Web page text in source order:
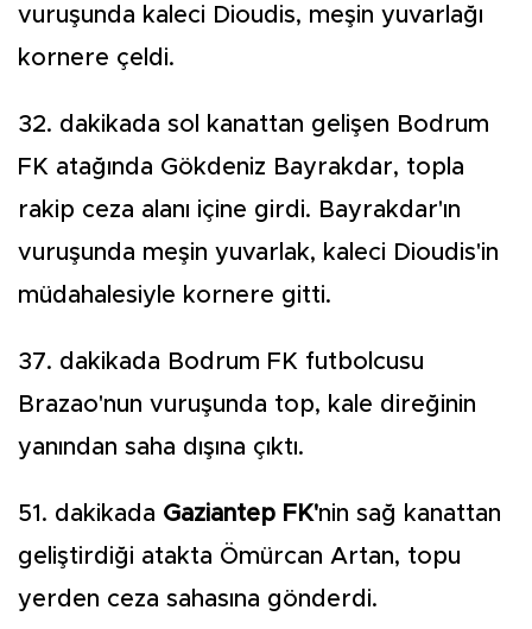
vuruşunda kaleci Dioudis, meşin yuvarlağı
kornere çeldi.
32. dakikada sol kanattan gelişen Bodrum
FK atağında Gökdeniz Bayrakdar, topla
rakip ceza alanı içine girdi. Bayrakdar'ın
vuruşunda meşin yuvarlak, kaleci Dioudis'in
müdahalesiyle kornere gitti.
37. dakikada Bodrum FK futbolcusu
Brazao'nun vuruşunda top, kale direğinin
yanından saha dışına çıktı.
51. dakikada Gaziantep FK'nin sağ kanattan
geliştirdiği atakta Ömürcan Artan, topu
yerden ceza sahasına gönderdi.